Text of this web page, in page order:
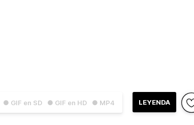
● GIF en SD ● GIF en HD ● MP4 LEYENDA